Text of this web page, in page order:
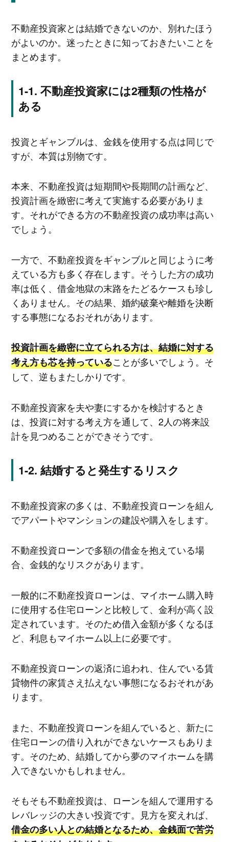
不動産投資家とは結婚できないのか、別れたほう
がよいのか。迷ったときに知っておきたいことを
まとめます。
不動産投資家には2種類の性格が
ある
投資とギャンブルは、金銭を使用する点は同じで
すが、本質は別物です。
本来、不動産投資は短期間や長期間の計画など、
投資計画を緻密に考えて実施する必要がありま
す。それができる方の不動産投資の成功率は高い
でしょう。
一方で、不動産投資をギャンブルと同じように考
えている方も多く存在します。そうした方の成功
率は低く、借金地獄の末路をたどるケースも珍し
くありません。その結果、婚約破棄や離婚を決断
する事態になるおそれがあります。
投資計画を緻密に立てられる方は、結婚に対する
考え方も芯を持っていることが多いでしょう。そ
して、逆もまたしかりです。
不動産投資家を夫や妻にするかを検討するとき
は、投資に対する考え方を通して、2人の将来設
計を見つめることができそうです。
結婚すると発生するリスク
不動産投資家の多くは、不動産投資ローンを組ん
でアパートやマンションの建設や購入をします。
不動産投資ローンで多額の借金を抱えている場
合、金銭的なリスクがあります。
一般的に不動産投資ローンは、マイホーム購入時
に使用する住宅ローンと比較して、金利が高く設
定されています。そのため借入金額が多くなるほ
ど、利息もマイホーム以上に必要です。
不動産投資ローンの返済に追われ、住んでいる賃
貸物件の家賃さえ払えない事態になるおそれがあ
ります。
また、不動産投資ローンを組んでいると、新たに
住宅ローンの借り入れができないケースもありま
す。そのため、結婚してから夢のマイホームを購
入できないかもしれません。
そもそも不動産投資は、ローンを組んで運用する
レバレッジの大きい投資です。見方を変えれば、
借金の多い人との結婚となるため、金銭面で苦労